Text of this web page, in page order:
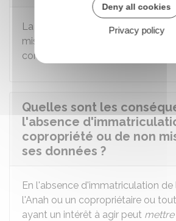
La démarche d'inscription de la
mise à jour annuelle des
concernant auprès du registre sont
Quelles sont les
l'absence
copropriété ou de non
ses données ?
En l'absence d'immatriculation
l'Anah ou un copropriétaire ou
ayant un intérêt à agir peut
Deny all cookies
Privacy policy